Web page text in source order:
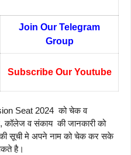
Join Our Telegram
Group
Subscribe Our Youtube
Seat 2024 को चेक व
व संकाय की जानकारी को
की सूची मे अपने नाम को चेक कर सके
है।